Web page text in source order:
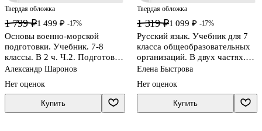
Твердая обложка
1 799 ₽1 499 ₽ -17%
Основы военно-морской
подготовки. Учебник. 7-8
классы. В 2 ч. Ч.2. Подготовка
старшин шлюпок
Александр Шаронов
Нет оценок
Купить
Твердая обложка
1 319 ₽1 099 ₽ -17%
Русский язык. Учебник для 7
класса общеобразовательных
организаций. В двух частях.
Часть II
Елена Быстрова
Нет оценок
Купить